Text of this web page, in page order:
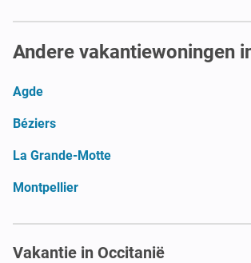
Andere vakantiewoningen
Agde
Béziers
La Grande-Motte
Montpellier
Vakantie in Occitanië